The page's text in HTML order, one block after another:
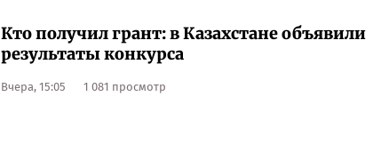
Кто получил грант: в Казахстане объявили
результаты конкурса
Вчера, 15:05 1 081 просмотр